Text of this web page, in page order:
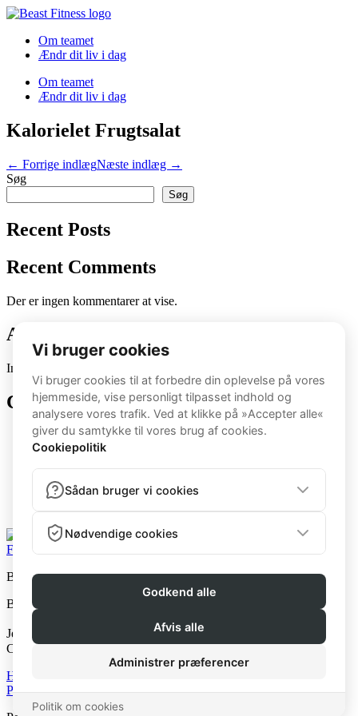
Spring
indholdOm teamet
Ændr dit liv i dag
Om teamet
Ændr dit liv i dag
Kalorielet Frugtsalat
Indlægsnavigation
← Forrige indlægNæste indlæg →
Søg
Søg
Recent Posts
Recent Comments
Der er ingen kommentarer at vise.
Archives
Ingen arkiver at vise.
Categories
5BB
Bootcamp
BootcampM
Kvinde
Mand
Facebook
Beast Fitness v. Jens the Beast
Beast Fitness © 2026
Jens The Beast ApS
CVR: 40268081
Handelsbetingelser
Privatlivspolitik